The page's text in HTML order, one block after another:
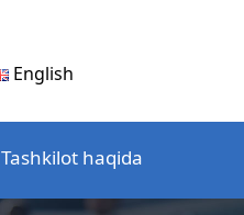
English
Tashkilot haqida